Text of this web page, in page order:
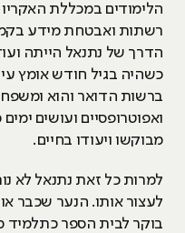
הלימודים במכללת האקריו
רשתות ואבטחת מידע
הדרך של נתנאל הייתה
כשהיה בגיל חודש אומץ
ברשות הדואר והוא
ואפוטרופסיים ועושים
מבוקשו ויעודו בחיים.
למרות כל זאת נתנאל לא
לעצור אותו. הנער שכבר
בוקר לבית הספר כתלמיד